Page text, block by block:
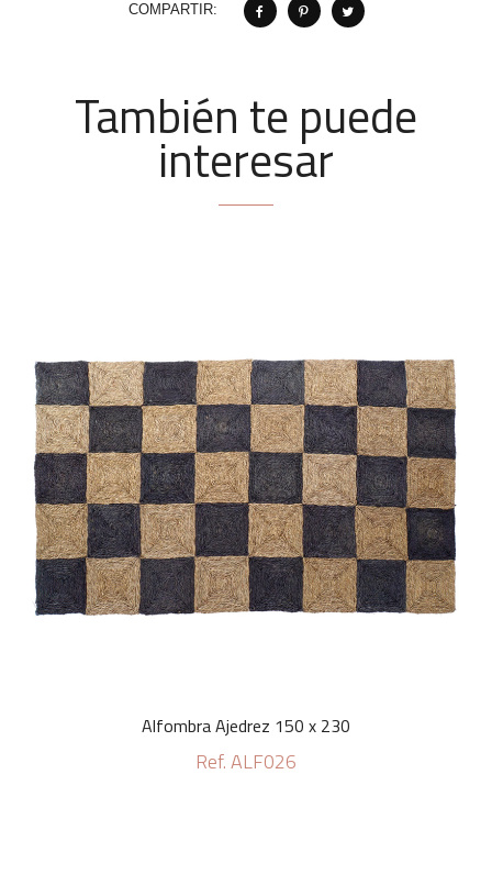
COMPARTIR:
También te puede
interesar
Alfombra Ajedrez 150 x 230
Ref. ALF026